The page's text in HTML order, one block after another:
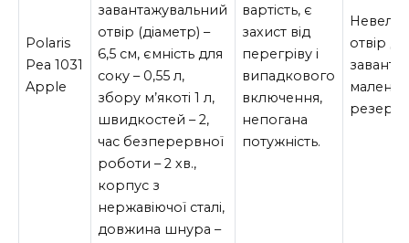
Polaris
Pea 1031
Apple
завантажувальний
отвір (діаметр) –
6,5 см, ємність для
соку – 0,55 л,
збору м’якоті 1 л,
швидкостей – 2,
час безперервної
роботи – 2 хв.,
корпус з
нержавіючої сталі,
довжина шнура –
вартість, є
захист від
перегріву і
випадкового
включення,
непогана
потужність.
отвір